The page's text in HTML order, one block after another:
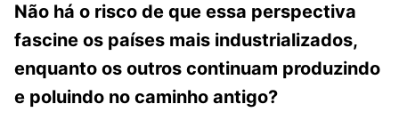
Não há o risco de que essa perspectiva
fascine os países mais industrializados,
enquanto os outros continuam produzindo
e poluindo no caminho antigo?